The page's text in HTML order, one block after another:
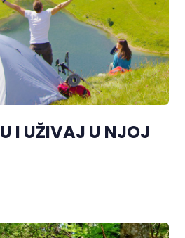
I UŽIVAJ U NJOJ